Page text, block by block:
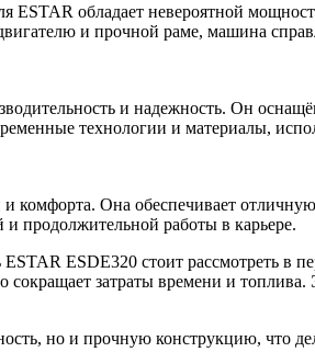
обладает невероятной
и прочной раме, машина
и надежность. Он
технологии и материалы,
комфорта. Она обеспечивает
продолжительной работы в карьере.
ESDE320 стоит рассмотреть в
сокращает затраты времени и
но и прочную конструкцию, что